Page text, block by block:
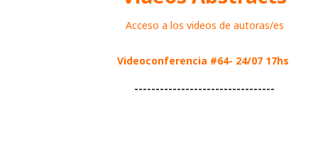
Acceso a los videos de autoras/es
Videoconferencia #64- 24/07 17hs
---------------------------------